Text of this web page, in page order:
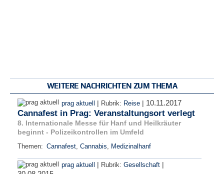
WEITERE NACHRICHTEN ZUM THEMA
prag aktuell | Rubrik: Reise | 10.11.2017
Cannafest in Prag: Veranstaltungsort verlegt
8. Internationale Messe für Hanf und Heilkräuter
beginnt - Polizeikontrollen im Umfeld
Themen: Cannafest Cannabis Medizinalhanf
prag aktuell | Rubrik: Gesellschaft |